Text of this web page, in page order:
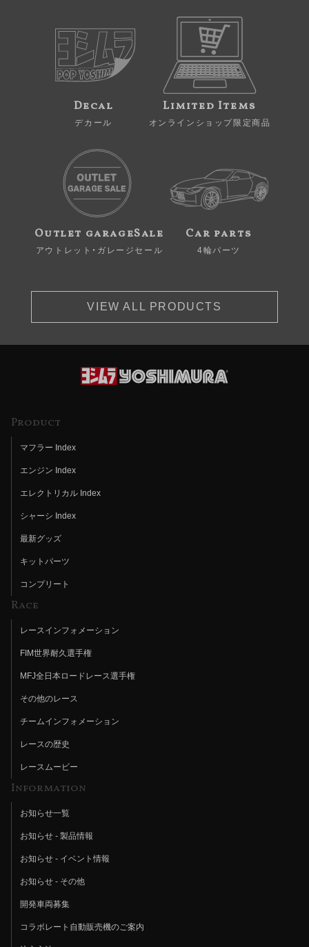
Decal
デカール
Limited Items
オンラインショップ限定商品
Outlet garageSale
アウトレット・ガレージセール
Car parts
4輪パーツ
VIEW ALL PRODUCTS
Product
マフラー Index
エンジン Index
エレクトリカル Index
シャーシ Index
最新グッズ
キットパーツ
コンプリート
Race
レースインフォメーション
FIM世界耐久選手権
MFJ全日本ロードレース選手権
その他のレース
チームインフォメーション
レースの歴史
レースムービー
Information
お知らせ一覧
お知らせ - 製品情報
お知らせ - イベント情報
お知らせ - その他
開発車両募集
コラボレート自動販売機のご案内